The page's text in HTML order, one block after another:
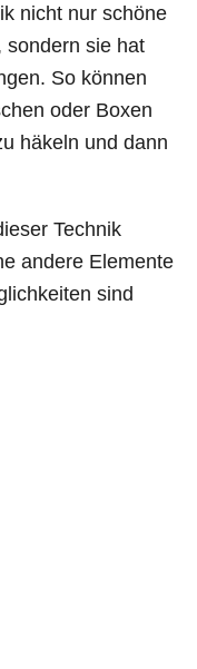
nicht nur schöne
sondern sie hat
So können
oder Boxen
häkeln und dann
Technik
andere Elemente
sind